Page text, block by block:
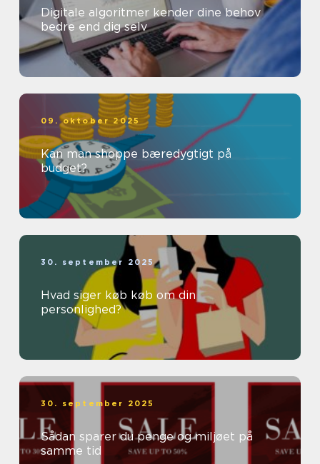
Digitale algoritmer kender dine behov
bedre end dig selv
09. oktober 2025
Kan man shoppe bæredygtigt på
budget?
30. september 2025
Hvad siger køb køb om din
personlighed?
30. september 2025
Sådan sparer du penge og miljøet på
samme tid